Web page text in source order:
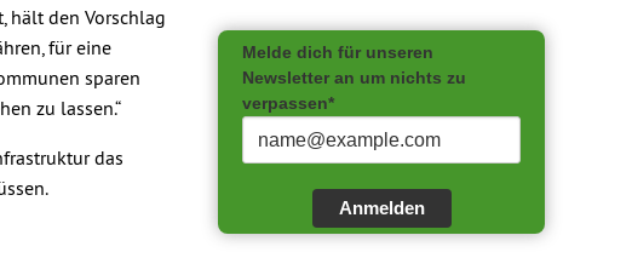
hält den Vorschlag
für eine
sparen
zu lassen.“
das
Melde dich für unseren
Newsletter an um nichts zu
verpassen*
Anmelden